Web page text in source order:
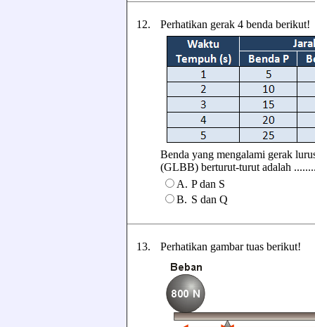
12. Perhatikan gerak 4 benda berikut!
Benda yang mengalami gerak
(GLBB) berturut-turut adalah
A. P dan S
B. S dan Q
13. Perhatikan gambar tuas berikut!